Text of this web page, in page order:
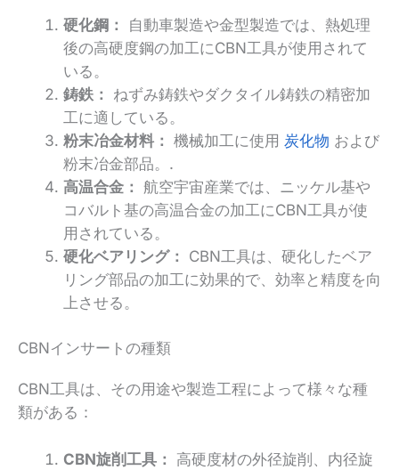
硬化鋼：
自動車製造や金型製造では、熱処理
後の高硬度鋼の加工にCBN工具が使用されて
いる。
鋳鉄：
ねずみ鋳鉄やダクタイル鋳鉄の精密加
工に適している。
粉末冶金材料： 機械加工に使用 炭化物 および
粉末冶金部品。.
高温合金： 航空宇宙産業では、ニッケル基や
コバルト基の高温合金の加工にCBN工具が使
用されている。
硬化ベアリング：
CBN工具は、硬化したベア
リング部品の加工に効果的で、効率と精度を向
上させる。
CBNインサートの種類
CBN工具は、その用途や製造工程によって様々な種
類がある：
CBN旋削工具：
高硬度材の外径旋削、内径旋